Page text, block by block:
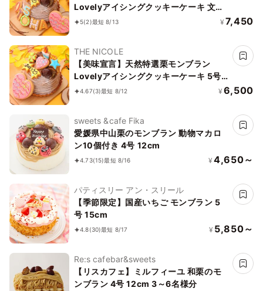
Lovelyアイシングクッキーケーキ 文字
入りアイシング 5号 15cm （お得なアイ
5(2)最短 8/13 ¥ 7,450
THE NICOLE
【美味宣言】天然特選栗モンブラン
Lovelyアイシングクッキーケーキ 5号
15cm （お得なアイシングセットです）
4.67(3)最短 8/12 ¥ 6,500
sweets &cafe Fika
愛媛県中山栗のモンブラン 動物マカロ
ン10個付き 4号 12cm
4.73(15)最短 8/16 ¥ 4,650～
パティスリー アン・スリール
【季節限定】国産いちご モンブラン 5
号 15cm
4.8(30)最短 8/17 ¥ 5,850～
Re:s cafebar&sweets
【リスカフェ】ミルフィーユ 和栗のモ
ンブラン 4号 12cm 3～6名様分